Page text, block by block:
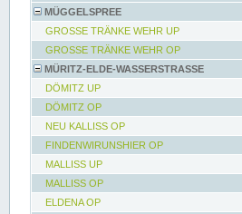
MÜGGELSPREE
GROSSE TRÄNKE WEHR UP
GROSSE TRÄNKE WEHR OP
MÜRITZ-ELDE-WASSERSTRASSE
DÖMITZ UP
DÖMITZ OP
NEU KALLISS OP
FINDENWIRUNSHIER OP
MALLISS UP
MALLISS OP
ELDENA OP